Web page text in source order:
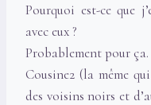
Pourquoi est-ce que
avec eux ?
Probablement pour ça.
Cousine2 (la même
des voisins noirs et